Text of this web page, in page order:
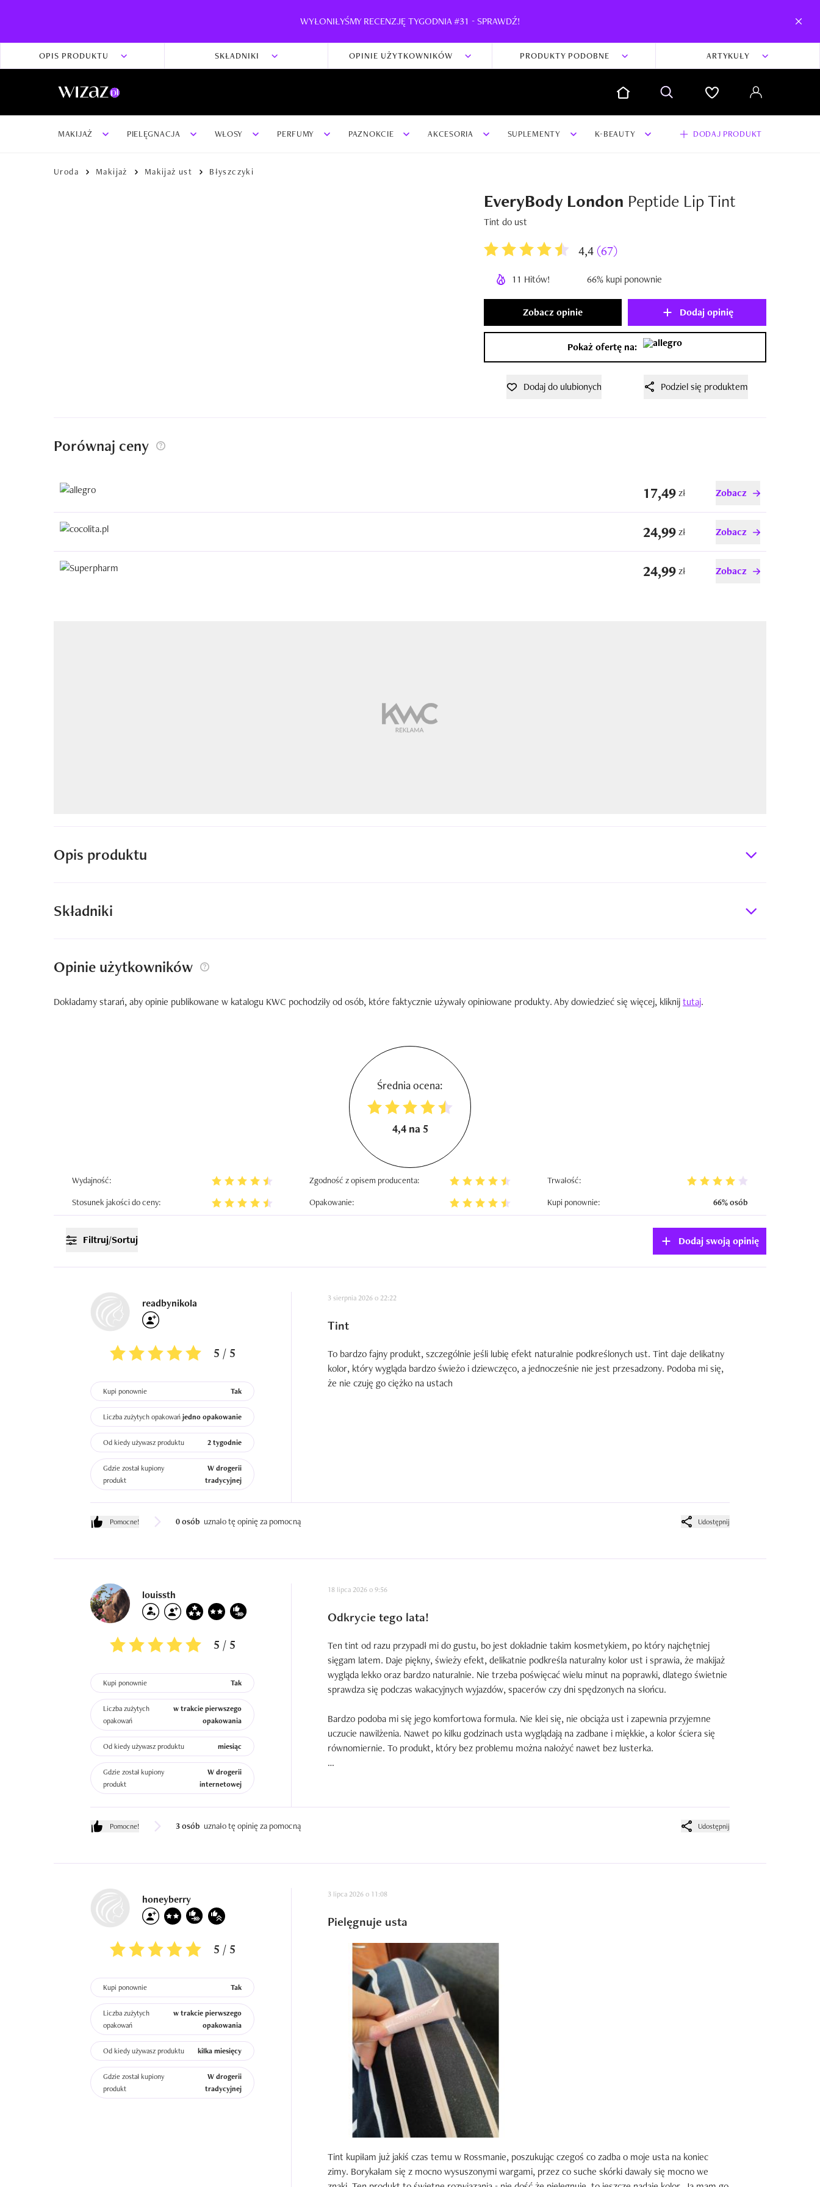
WYŁONIŁYŚMY RECENZJĘ TYGODNIA #31 - SPRAWDŹ!
OPIS PRODUKTU SKŁADNIKI OPINIE UŻYTKOWNIKÓW PRODUKTY PODOBNE ARTYKUŁY
MAKIJAŻ PIELĘGNACJA WŁOSY PERFUMY PAZNOKCIE AKCESORIA SUPLEMENTY K-BEAUTY DODAJ PRODUKT
Uroda Makijaż Makijaż ust Błyszczyki
EveryBody London Peptide Lip Tint
Tint do ust
4,4(67)
11 Hitów! 66% kupi ponownie
Zobacz opinie Dodaj opinię
Pokaż ofertę na:
Dodaj do ulubionych Podziel się produktem
Porównaj ceny
17,49zł Zobacz
24,99zł Zobacz
24,99zł Zobacz
Opis produktu
Składniki
Opinie użytkowników
Dokładamy starań, aby opinie publikowane w katalogu KWC pochodziły od osób, które faktycznie używały opiniowane produkty. Aby dowiedzieć się więcej, kliknijtutaj.
Średnia ocena:
4,4 na 5
Wydajność: Zgodność z opisem producenta:
Trwałość:
Stosunek jakości do ceny:
Opakowanie: Kupi ponownie: 66% osób
Dodaj swoją opinię
Filtruj/Sortuj
readbynikola
5 / 5
Kupi ponownie Tak
Liczba zużytych opakowań jedno opakowanie
Od kiedy używasz produktu 2 tygodnie
Gdzie został kupiony
produkt
W drogerii
tradycyjnej
3 sierpnia 2026 o 22:22
Tint
To bardzo fajny produkt, szczególnie jeśli lubię efekt naturalnie podkreślonych ust. Tint daje delikatny
kolor, który wygląda bardzo świeżo i dziewczęco, a jednocześnie nie jest przesadzony. Podoba mi się,
że nie czuję go ciężko na ustach
Pomocne! 0 osób uznało tę opinię za pomocną Udostępnij
louissth
5 / 5
Kupi ponownie Tak
Liczba zużytych
opakowań
w trakcie pierwszego
opakowania
Od kiedy używasz produktu miesiąc
Gdzie został kupiony
produkt
W drogerii
internetowej
18 lipca 2026 o 9:56
Odkrycie tego lata!
Ten tint od razu przypadł mi do gustu, bo jest dokładnie takim kosmetykiem, po który najchętniej
sięgam latem. Daje piękny, świeży efekt, delikatnie podkreśla naturalny kolor ust i sprawia, że makijaż
wygląda lekko oraz bardzo naturalnie. Nie trzeba poświęcać wielu minut na poprawki, dlatego świetnie
sprawdza się podczas wakacyjnych wyjazdów, spacerów czy dni spędzonych na słońcu.
Bardzo podoba mi się jego komfortowa formuła. Nie klei się, nie obciąża ust i zapewnia przyjemne
uczucie nawilżenia. Nawet po kilku godzinach usta wyglądają na zadbane i miękkie, a kolor ściera się
równomiernie. To produkt, który bez problemu można nałożyć nawet bez lusterka.
razu wygląda bardziej elegancko. To kosmetyk, który pasuje zarówno do codziennego, jak i bardziej
zostanie ze mną na dłużej. Łączy delikatny kolor z pielęgnacją ust i sprawia, że zawsze wyglądają
Pomocne! 3 osób uznało tę opinię za pomocną Udostępnij
honeyberry
5 / 5
Kupi ponownie Tak
Liczba zużytych
opakowań
w trakcie pierwszego
opakowania
Od kiedy używasz produktu kilka miesięcy
Gdzie został kupiony
produkt
W drogerii
tradycyjnej
3 lipca 2026 o 11:08
Pielęgnuje usta
Tint kupiłam już jakiś czas temu w Rossmanie, poszukując czegoś co zadba o moje usta na koniec
zimy. Borykałam się z mocno wysuszonymi wargami, przez co suche skórki dawały się mocno we